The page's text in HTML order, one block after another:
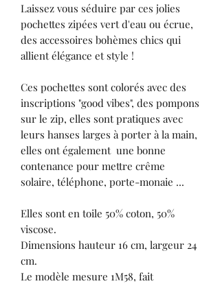
Laissez vous séduire par ces jolies
pochettes zipées vert d'eau ou écrue,
des accessoires bohèmes chics qui
allient élégance et style !
Ces pochettes sont colorés avec des
inscriptions "good vibes", des pompons
sur le zip, elles sont pratiques avec
leurs hanses larges à porter à la main,
elles ont également une bonne
contenance pour mettre crême
solaire, téléphone, porte-monaie ...
Elles sont en toile 50% coton, 50%
viscose.
Dimensions hauteur 16 cm, largeur 24
cm.
Le modèle mesure 1M58, fait